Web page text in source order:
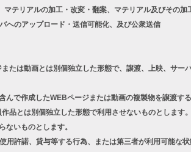
リアルの加工・改変・翻案、マテリアル及びその加
のアップロード・送信可能化、及び公衆送信
は動画とは別個独立した形態で、譲渡、上映、サー
作成したWEBページまたは動画の複製物を譲渡する
品とは別個独立した形態で利用させないものとします。
いものとします。
許諾、貸与等する行為、または第三者が利用可能な